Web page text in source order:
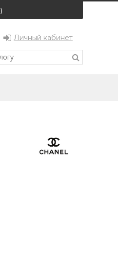
)
Личный кабинет